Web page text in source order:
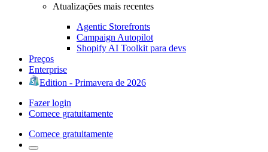
Atualizações mais recentes
Agentic Storefronts
Campaign Autopilot
Shopify AI Toolkit para devs
Preços
Enterprise
Edition - Primavera de 2026
Fazer login
Comece gratuitamente
Comece gratuitamente